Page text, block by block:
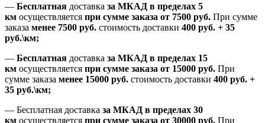
— Бесплатная доставка за МКАД в пределах 5
км осуществляется при сумме заказа от 7500 руб. При сумме
заказа менее 7500 руб. стоимость доставки 400 руб. + 35
руб.\км;
— Бесплатная доставка за МКАД в пределах 15
км осуществляется при сумме заказа от 15000 руб. При
сумме заказа менее 15000 руб. стоимость доставки 400 руб. +
35 руб.\км;
— Бесплатная доставка за МКАД в пределах 30
км осуществляется при сумме заказа от 30000 руб. При